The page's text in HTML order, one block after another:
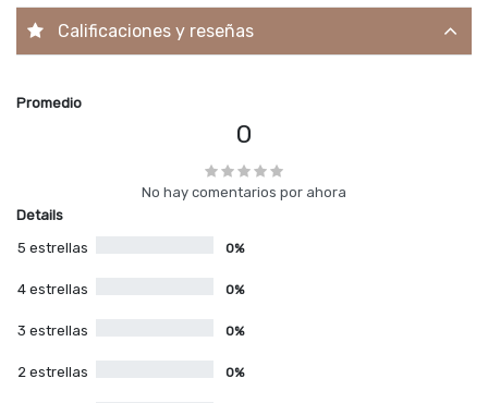
Calificaciones y reseñas
Promedio
0
No hay comentarios por ahora
Details
5 estrellas
0%
4 estrellas 0%
3 estrellas 0%
2 estrellas 0%